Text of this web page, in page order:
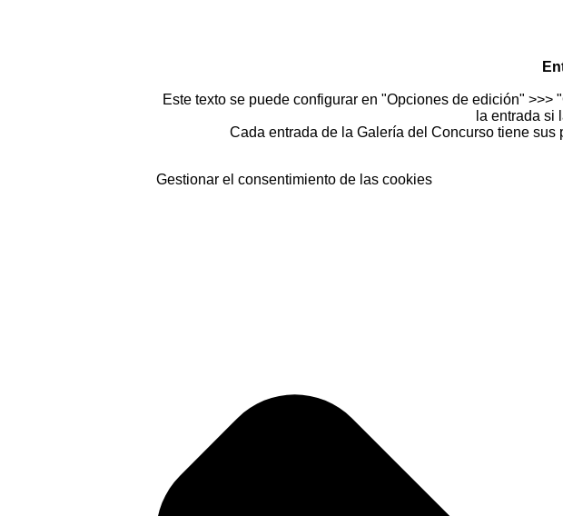
Este texto se puede configurar en "Opciones de edición"
la entrada si
Cada entrada de la Galería del Concurso tiene
Gestionar el consentimiento de las cookies